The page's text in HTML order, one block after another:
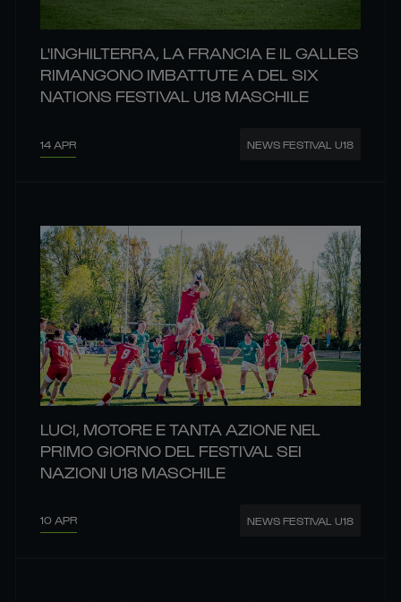
L'INGHILTERRA, LA FRANCIA E IL GALLES
RIMANGONO IMBATTUTE A DEL SIX
NATIONS FESTIVAL U18 MASCHILE
14 APR NEWS FESTIVAL U18
LUCI, MOTORE E TANTA AZIONE NEL
PRIMO GIORNO DEL FESTIVAL SEI
NAZIONI U18 MASCHILE
10 APR NEWS FESTIVAL U18